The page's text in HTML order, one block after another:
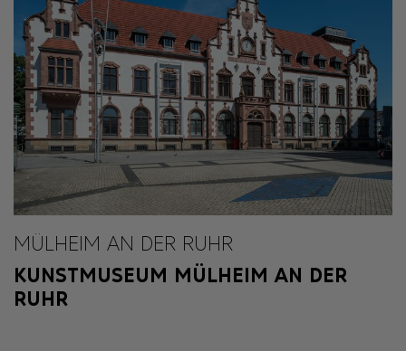
MÜLHEIM AN DER RUHR
KUNSTMUSEUM MÜLHEIM AN DER
RUHR